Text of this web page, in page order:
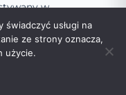
w
oraz
jest[…]
świadczyć usługi na
ze strony oznacza,
użycie.